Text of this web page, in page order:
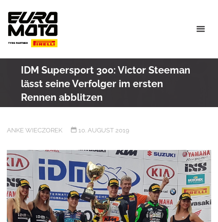
content
IDM Supersport 300: Victor Steeman
lässt seine Verfolger im ersten
Rennen abblitzen
ANKE WIECZOREK 10. AUGUST 2019